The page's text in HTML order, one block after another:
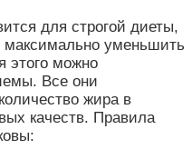
для строгой диеты,
максимально уменьшить
этого можно
Все они
жира в
качеств. Правила